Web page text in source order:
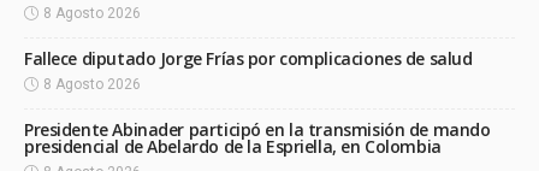
8 Agosto 2026
Fallece diputado Jorge Frías por complicaciones de salud
8 Agosto 2026
Presidente Abinader participó en la transmisión de mando
presidencial de Abelardo de la Espriella, en Colombia